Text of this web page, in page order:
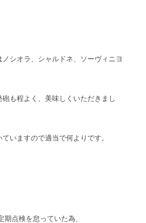
シオラ、シャルドネ、ソーヴィニヨ
も程よく、美味しくいただきまし
いますので適当で何よりです。
期点検を怠っていた為、